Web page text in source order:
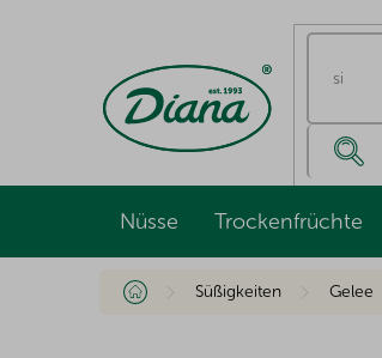
Nüsse Trockenfrüchte
StartseiteSüßigkeiten Gelee